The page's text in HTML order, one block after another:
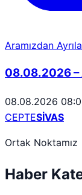
Aramızdan
08.08.2026 –
08.08.2026
CEPTESİVAS
Ortak Noktamız
Haber